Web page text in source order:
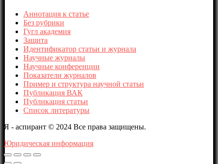
Аннотация к статье
Без рубрики
Гугл академия
Защита
Идентификатор статьи и журнала
Научные журналы
Научные конференции
Показатели журналов
Пример и структура научной статьи
Публикация ВАК
Публикация статьи
Список литературы
Я - аспирант © 2024 Все права защищены.
Юридическая информация